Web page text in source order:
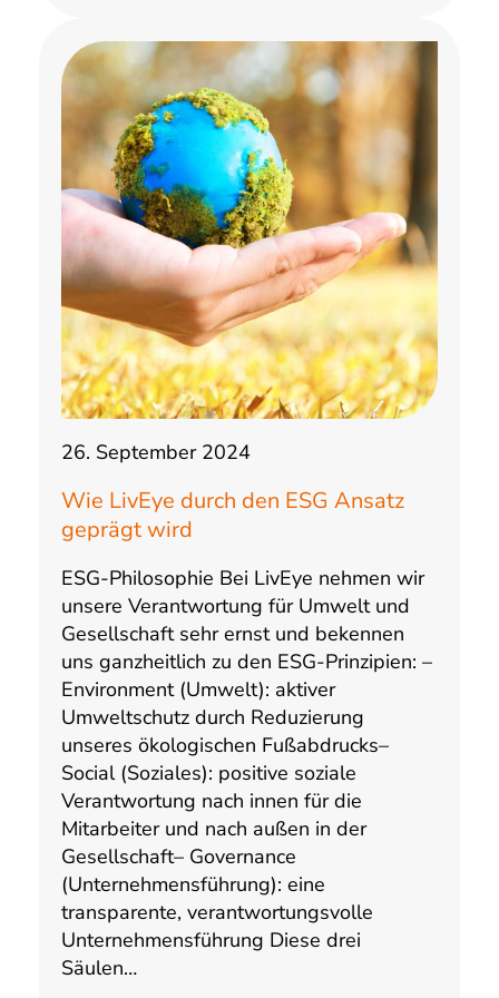
26. September 2024
Wie LivEye durch den ESG Ansatz
geprägt wird
ESG-Philosophie Bei LivEye nehmen wir
unsere Verantwortung für Umwelt und
Gesellschaft sehr ernst und bekennen
uns ganzheitlich zu den ESG-Prinzipien: –
Environment (Umwelt): aktiver
Umweltschutz durch Reduzierung
unseres ökologischen Fußabdrucks–
Social (Soziales): positive soziale
Verantwortung nach innen für die
Mitarbeiter und nach außen in der
Gesellschaft– Governance
(Unternehmensführung): eine
transparente, verantwortungsvolle
Unternehmensführung Diese drei
Säulen…